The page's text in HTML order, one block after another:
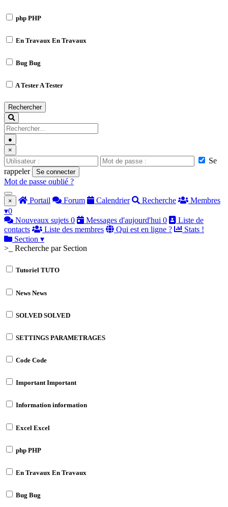
php PHP
En Travaux En Travaux
Bug Bug
A TesterA Tester
Rechercher
●
×
Se
rappeler
Se connecter
Mot de passe oublié ?
× Portail Forum Calendrier Recherche
Membres
▾0
Nouveaux sujets 0 Messages d'aujourd'hui 0
Liste de
contacts
Liste des membres Qui est en ligne ?
Stats !
Section ▾
>_ Recherche par Section
Tutoriel TUTO
News News
SOLVED SOLVED
SETTINGS PARAMETRAGES
Code Code
ImportantImportant
Information information
Excel Excel
php PHP
En Travaux En Travaux
Bug Bug